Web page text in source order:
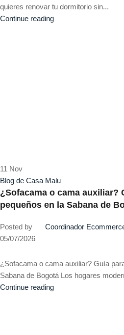
quieres renovar tu dormitorio sin...
Continue reading
11 Nov
Blog de Casa Malu
¿Sofacama o cama auxiliar?
pequeños en la Sabana de
Posted by
Coordinador
05/07/2026
¿Sofacama o cama auxiliar? Guía
Sabana de Bogotá Los hogares
Continue reading